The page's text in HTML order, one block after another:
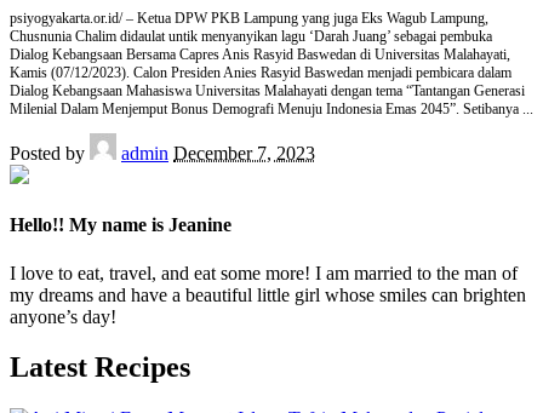
psiyogyakarta.or.id/ – Ketua DPW PKB Lampung yang juga Eks Wagub Lampung,
Chusnunia Chalim didaulat untik menyanyikan lagu ‘Darah Juang’ sebagai pembuka
Dialog Kebangsaan Bersama Capres Anis Rasyid Baswedan di Universitas Malahayati,
Kamis (07/12/2023). Calon Presiden Anies Rasyid Baswedan menjadi pembicara dalam
Dialog Kebangsaan Mahasiswa Universitas Malahayati dengan tema “Tantangan Generasi
Milenial Dalam Menjemput Bonus Demografi Menuju Indonesia Emas 2045”. Setibanya ...
Posted by admin December 7, 2023
Hello!! My name is Jeanine
I love to eat, travel, and eat some more! I am married to the man of
my dreams and have a beautiful little girl whose smiles can brighten
anyone’s day!
Latest Recipes